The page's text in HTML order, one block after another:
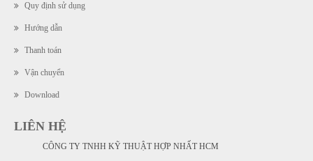
Quy định sử dụng
Hướng dẫn
Thanh toán
Vận chuyển
Download
LIÊN HỆ
CÔNG TY TNHH KỸ THUẬT HỢP NHẤT HCM